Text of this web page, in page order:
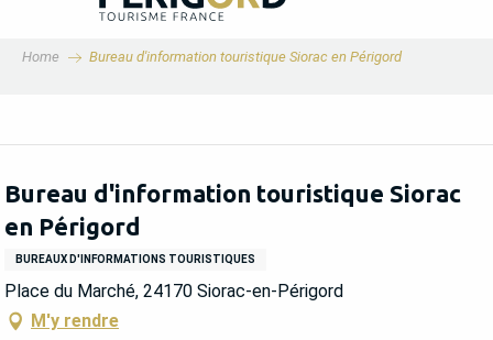
Home Bureau d'information touristique Siorac en Périgord
Bureau d'information touristique Siorac
en Périgord
BUREAUX D'INFORMATIONS TOURISTIQUES
Place du Marché, 24170 Siorac-en-Périgord
M'y rendre